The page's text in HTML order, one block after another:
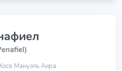
Мануэль Аира